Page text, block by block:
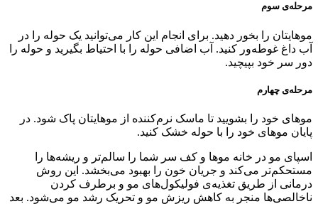
مرحله‌ی سوم
موهایتان را بخور دهید. برای انجام این کار می‌توانید یک حوله را در
آب داغ غوطه‌ور کنید. آب اضافی حوله را با احتیاط بگیرید و حوله را
دور سر خود بپیچید.
مرحله‌ی چهارم
موهای خود را بشویید تا ماسک نرم‌کننده از موهایتان پاک شود. در
پایان موهای خود را با حوله خشک کنید.
اسپای مو در خانه موها و کف سر شما را سالم‌تر و ریشه‌ها را
مستحکم‌‌تر می‌کند و جریان خون را بهبود می‌بخشد. این روش
درمانی از طریق تغذیه‌ی فولیکول‌های مو و برطرف کردن
ناخالصی‌ها منجر به کاهش ریزش مو و تحریک رشد مو می‌شود. بعد